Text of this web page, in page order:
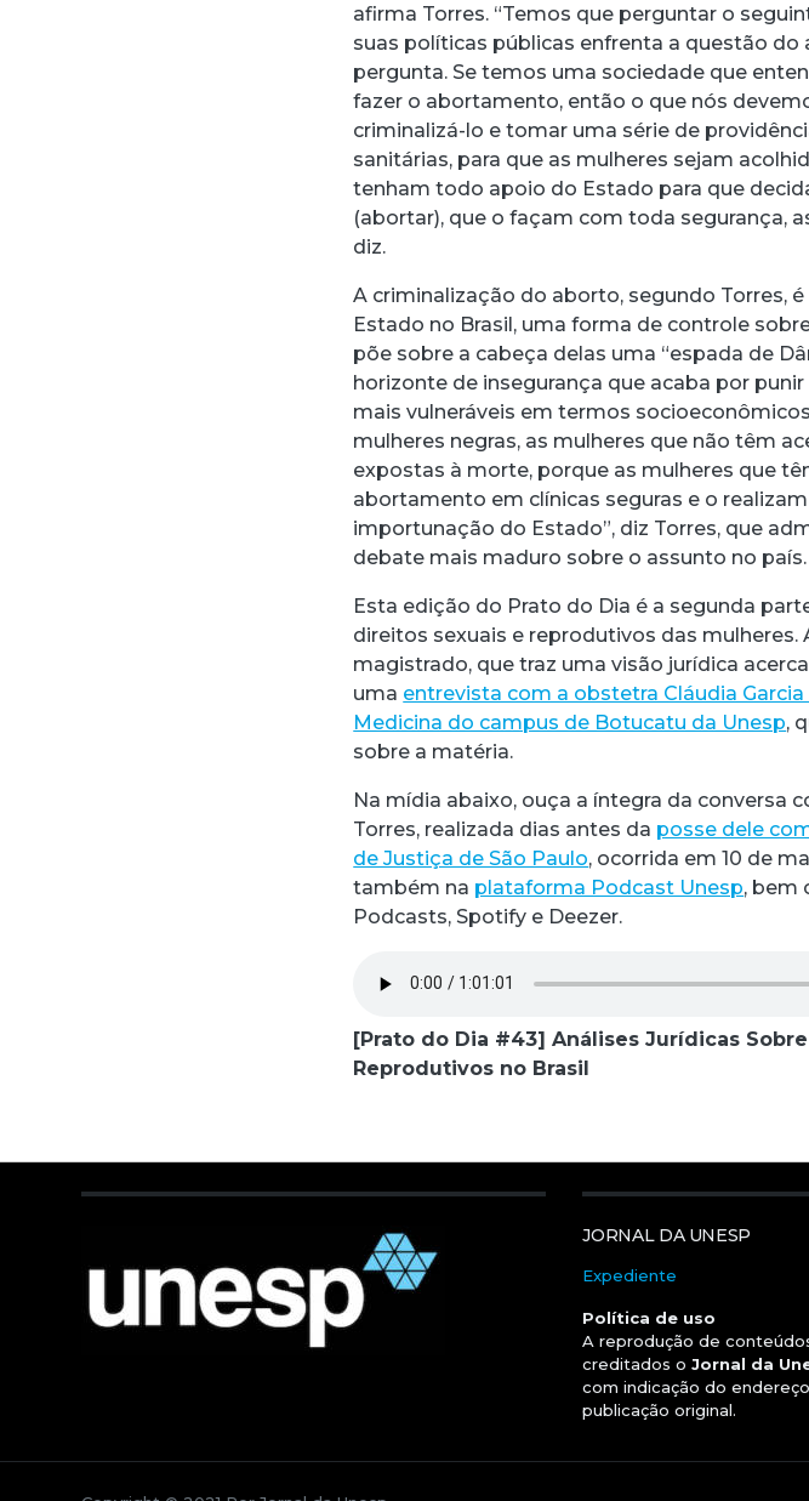
afirma Torres. “Temos que perguntar o
suas políticas públicas enfrenta a questão do
pergunta. Se temos uma sociedade que
fazer o abortamento, então o que nós
criminalizá-lo e tomar uma série de
sanitárias, para que as mulheres sejam
tenham todo apoio do Estado para que
(abortar), que o façam com toda segurança,
diz.
A criminalização do aborto, segundo Torres,
Estado no Brasil, uma forma de controle
põe sobre a cabeça delas uma “espada de
horizonte de insegurança que acaba por
mais vulneráveis em termos
mulheres negras, as mulheres que não têm
expostas à morte, porque as mulheres que
abortamento em clínicas seguras e o
importunação do Estado”, diz Torres, que
debate mais maduro sobre o assunto no país.
Esta edição do Prato do Dia é a segunda
direitos sexuais e reprodutivos das
magistrado, que traz uma visão jurídica
uma entrevista com a obstetra Cláudia
Medicina do campus de Botucatu da Unesp,
sobre a matéria.
Na mídia abaixo, ouça a íntegra da conversa
Torres, realizada dias antes da posse dele
de Justiça de São Paulo, ocorrida em 10 de
também na plataforma Podcast Unesp, bem
Podcasts, Spotify e Deezer.
[Prato do Dia #43] Análises Jurídicas
Reprodutivos no Brasil
JORNAL DA UNESP
Expediente
Política de uso
A reprodução de
creditados oJornal da
com indicação do
publicação original.